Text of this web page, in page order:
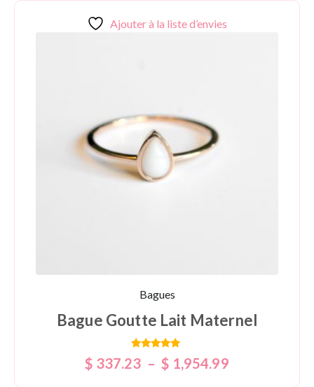
Ajouter à la liste d’envies
Bagues
Bague Goutte Lait Maternel
Note
5.00
$ 337.23 – $ 1,954.99